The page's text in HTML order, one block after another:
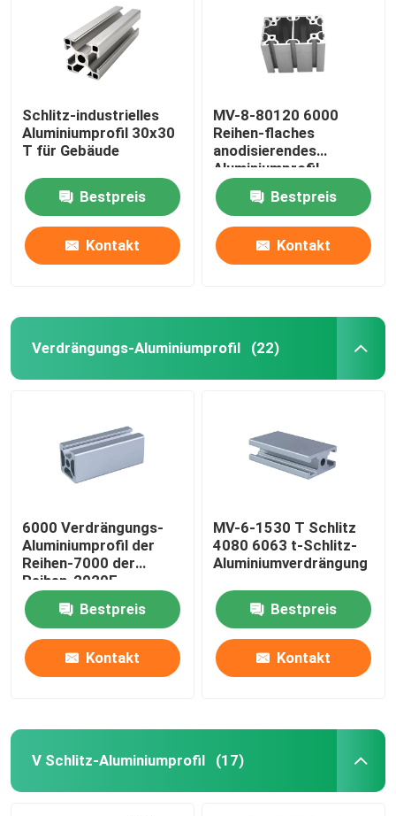
Schlitz-industrielles
Aluminiumprofil 30x30
T für Gebäude
Bestpreis
Kontakt
MV-8-80120 6000
Reihen-flaches
anodisierendes
Aluminiumprofil
Bestpreis
Kontakt
Verdrängungs-Aluminiumprofil (22)
6000 Verdrängungs-
Aluminiumprofil der
Reihen-7000 der
Reihen-2020E
Bestpreis
Kontakt
MV-6-1530 T Schlitz
4080 6063 t-Schlitz-
Aluminiumverdrängung
Bestpreis
Kontakt
V Schlitz-Aluminiumprofil (17)